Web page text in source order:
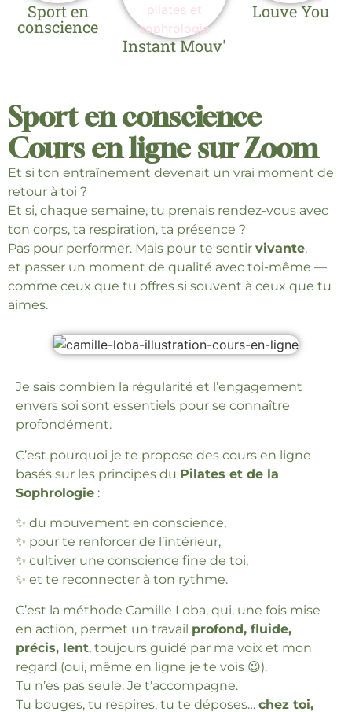
Sport en
conscience
Instant Mouv'
Louve You
Sport en conscience
Cours en ligne sur Zoom
Et si ton entraînement devenait un vrai moment de
retour à toi ?
Et si, chaque semaine, tu prenais rendez-vous avec
ton corps, ta respiration, ta présence ?
Pas pour performer. Mais pour te sentir vivante,
et passer un moment de qualité avec toi-même —
comme ceux que tu offres si souvent à ceux que tu
aimes.
Je sais combien la régularité et l’engagement
envers soi sont essentiels pour se connaître
profondément.
C’est pourquoi je te propose des cours en ligne
basés sur les principes du Pilates et de la
Sophrologie :
✨ du mouvement en conscience,
✨ pour te renforcer de l’intérieur,
✨ cultiver une conscience fine de toi,
✨ et te reconnecter à ton rythme.
C’est la méthode Camille Loba, qui, une fois mise
en action, permet un travail profond, fluide,
précis, lent, toujours guidé par ma voix et mon
regard (oui, même en ligne je te vois 😉).
Tu n’es pas seule. Je t’accompagne.
Tu bouges, tu respires, tu te déposes… chez toi,